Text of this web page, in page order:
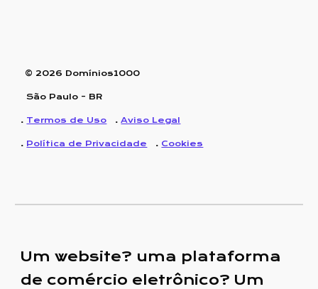
© 2026 Domínios1000
São Paulo - BR
. Termos de Uso .Aviso Legal
. Política de Privacidade . Cookies
Um website? uma plataforma
de comércio eletrônico? Um